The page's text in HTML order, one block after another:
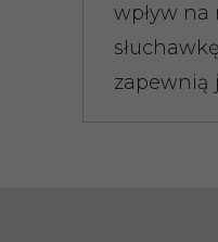
wpływ na
zapewnią